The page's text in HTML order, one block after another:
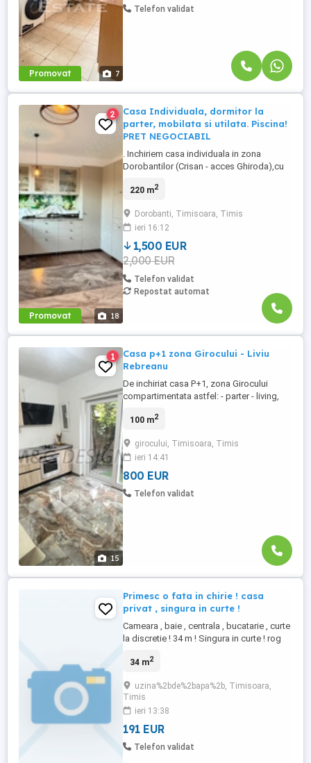
Promovat 7
Telefon validat
Promovat 18
2
Casa Individuala, dormitor la
parter, mobilata si utilata. Piscina!
PRET NEGOCIABIL
. Inchiriem casa individuala in zona
Dorobantilor (Crisan - acces Ghiroda),cu
finalizata in 2018, 220 mp utili, cu teren de
compartimentarea este urmatoarea: -
parter : hol acces, living cu loc de luat
masa, bucatarie, ...
220 m2
Dorobanti, Timisoara, Timis
ieri 16:12
1,500 EUR
2,000 EUR
Telefon validat
Repostat automat
15
1
Casa p+1 zona Girocului - Liviu
Rebreanu
De inchiriat casa P+1, zona Girocului
compartimentata astfel: - parter - living,
baie. Cas abeneficiaza si de garaj propriu
verdeata ce poat fi amenajata dupa
propriul plac. Pret 800euro/luna + garantie
+ comision ag ...
100 m2
girocului, Timisoara, Timis
ieri 14:41
800 EUR
Telefon validat
Primesc o fata in chirie ! casa
privat , singura in curte !
Cameara , baie , centrala , bucatarie , curte
la discretie ! 34 m ! Singura in curte ! rog
34 m2
uzina%2bde%2bapa%2b, Timisoara,
Timis
ieri 13:38
191 EUR
Telefon validat